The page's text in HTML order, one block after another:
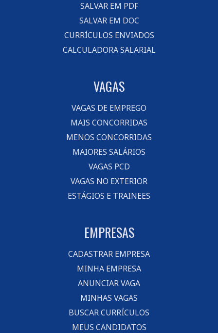
SALVAR EM PDF
SALVAR EM DOC
CURRÍCULOS ENVIADOS
CALCULADORA SALARIAL
VAGAS
VAGAS DE EMPREGO
MAIS CONCORRIDAS
MENOS CONCORRIDAS
MAIORES SALÁRIOS
VAGAS PCD
VAGAS NO EXTERIOR
ESTÁGIOS E TRAINEES
EMPRESAS
CADASTRAR EMPRESA
MINHA EMPRESA
ANUNCIAR VAGA
MINHAS VAGAS
BUSCAR CURRÍCULOS
MEUS CANDIDATOS